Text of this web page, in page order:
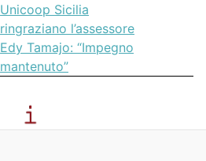
Unicoop Sicilia
ringraziano l’assessore
Edy Tamajo: “Impegno
mantenuto”